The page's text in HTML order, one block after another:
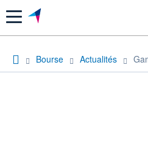
Menu
Bourse Actualités